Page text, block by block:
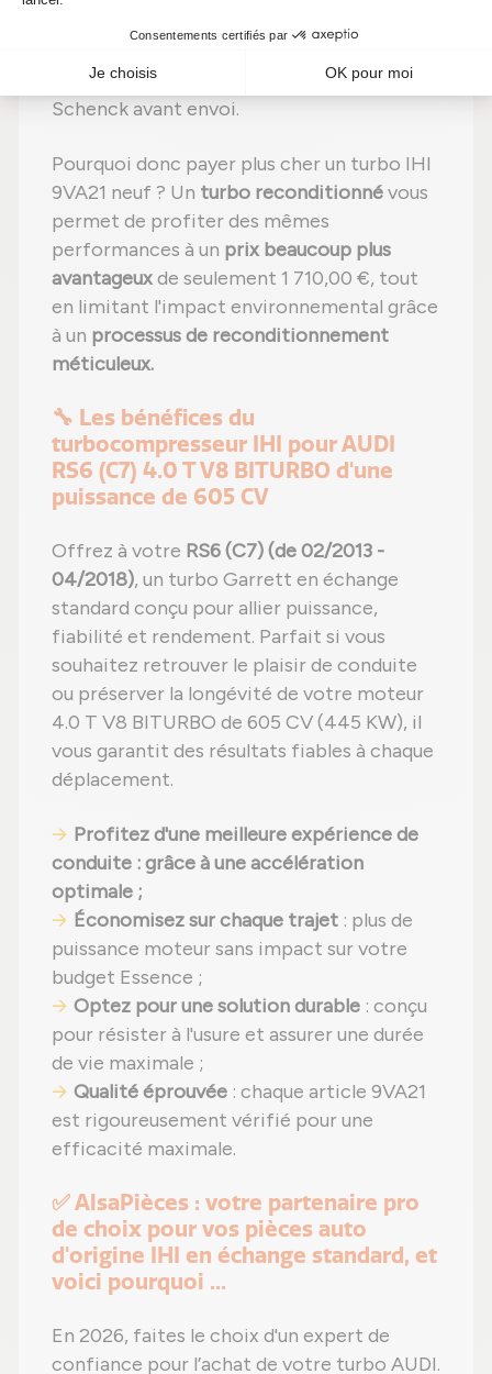
réglages effectués selon les normes du
Étape 6 :Tests complets
sur banc d'essai
Schenck avant envoi.
Pourquoi donc payer plus cher un turbo IHI
9VA21 neuf ? Un turbo reconditionnévous
permet de profiter des mêmes
performances à un prix beaucoup plus
avantageuxde seulement 1 710,00 €, tout
en limitant l'impact environnemental grâce
à un processus de reconditionnement
méticuleux.
🔧 Les bénéfices du
turbocompresseur IHI pour AUDI
RS6 (C7) 4.0 T V8 BITURBO d'une
puissance de 605 CV
Offrez à votre RS6 (C7) (de 02/2013 -
04/2018), un turbo Garrett en échange
standard conçu pour allier puissance,
fiabilité et rendement. Parfait si vous
souhaitez retrouver le plaisir de conduite
ou préserver la longévité de votre moteur
4.0 T V8 BITURBO de 605 CV (445 KW), il
vous garantit des résultats fiables à chaque
déplacement.
Profitez d'une meilleure expérience de
conduite : grâce à une accélération
optimale ;
Économisez sur chaque trajet : plus de
puissance moteur sans impact sur votre
budget Essence ;
Optez pour une solution durable : conçu
pour résister à l'usure et assurer une durée
de vie maximale ;
Qualité éprouvée : chaque article 9VA21
est rigoureusement vérifié pour une
efficacité maximale.
✅ AlsaPièces : votre partenaire pro
de choix pour vos pièces auto
d'origine IHI en échange standard, et
voici pourquoi ...
En 2026, faites le choix d'un expert de
confiance pour l’achat de votre turbo AUDI.